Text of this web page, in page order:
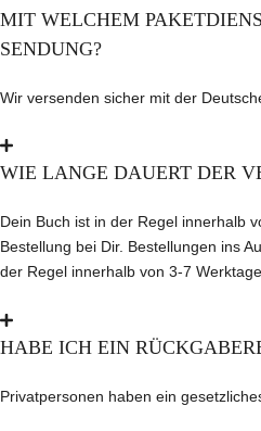
MIT WELCHEM
SENDUNG?
Wir versenden sicher mit der
WIE LANGE DAUERT DER
Dein Buch ist in der Regel innerhalb
Bestellung bei Dir. Bestellungen ins
der Regel innerhalb von 3-7
HABE ICH EIN
Privatpersonen haben ein